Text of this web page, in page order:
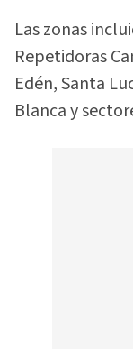
Las zonas
Repetidoras
Edén, Santa
Blanca y